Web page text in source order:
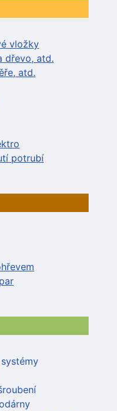
vložky
dřevo, atd.
atd.
potrubí